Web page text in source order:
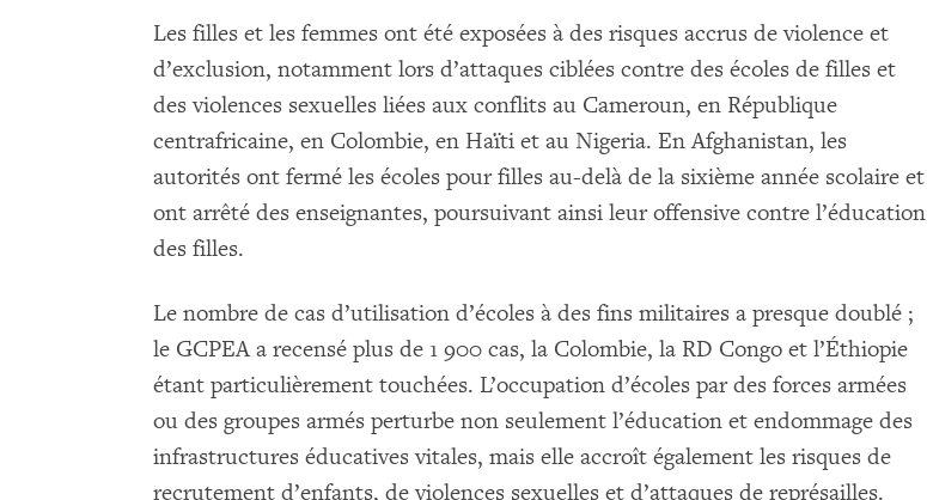
Les filles et les femmes ont été exposées à des risques accrus de violence et
d’exclusion, notamment lors d’attaques ciblées contre des écoles de filles et
des violences sexuelles liées aux conflits au Cameroun, en République
centrafricaine, en Colombie, en Haïti et au Nigeria. En Afghanistan, les
autorités ont fermé les écoles pour filles au-delà de la sixième année scolaire et
ont arrêté des enseignantes, poursuivant ainsi leur offensive contre l’éducation
des filles.
Le nombre de cas d’utilisation d’écoles à des fins militaires a presque doublé ;
le GCPEA a recensé plus de 1 900 cas, la Colombie, la RD Congo et l’Éthiopie
étant particulièrement touchées. L’occupation d’écoles par des forces armées
ou des groupes armés perturbe non seulement l’éducation et endommage des
infrastructures éducatives vitales, mais elle accroît également les risques de
recrutement d’enfants, de violences sexuelles et d’attaques de représailles.